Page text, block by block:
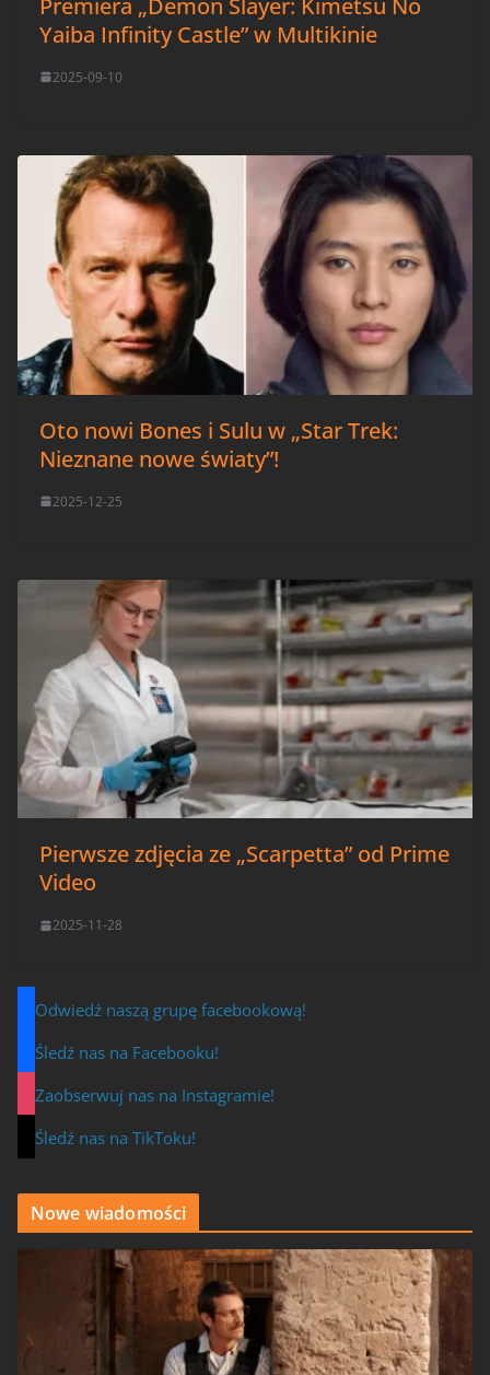
Premiera „Demon Slayer: Kimetsu No
Yaiba Infinity Castle” w Multikinie
2025-09-10
Oto nowi Bones i Sulu w „Star Trek:
Nieznane nowe światy”!
2025-12-25
Pierwsze zdjęcia ze „Scarpetta” od Prime
Video
2025-11-28
Odwiedź naszą grupę facebookową!
Śledź nas na Facebooku!
Zaobserwuj nas na Instagramie!
Śledź nas na TikToku!
Nowe wiadomości